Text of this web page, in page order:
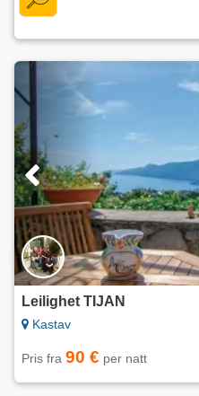
Leilighet TIJAN
Kastav
Pris fra 90 € per natt